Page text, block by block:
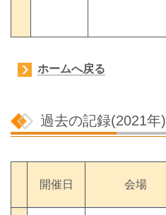
ホームへ戻る
過去の記録(2021年)
開催日 会場